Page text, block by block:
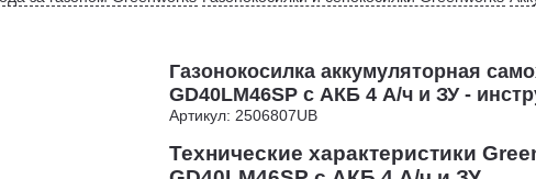
Газонокосилка аккумуляторная
GD40LM46SP с АКБ 4 А/ч и ЗУ -
Артикул: 2506807UB
Технические характеристики